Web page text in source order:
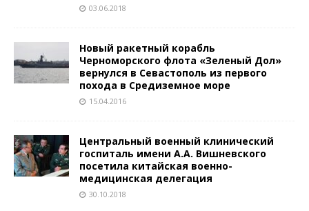
03.06.2018
Новый ракетный корабль
Черноморского флота «Зеленый Дол»
вернулся в Севастополь из первого
похода в Средиземное море
15.04.2016
Центральный военный клинический
госпиталь имени А.А. Вишневского
посетила китайская военно-
медицинская делегация
30.10.2018